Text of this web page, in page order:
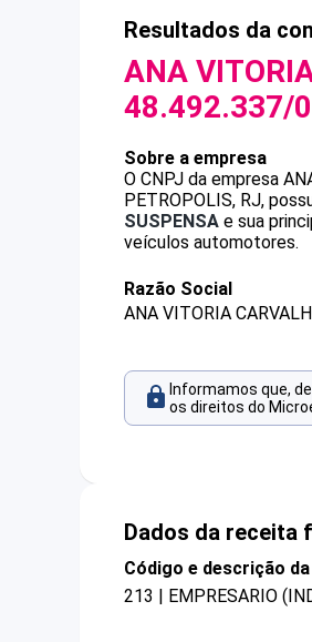
Resultados da
ANA
48.492.337/
Sobre a empresa
O CNPJ da empresa
PETROPOLIS, RJ,
SUSPENSA e sua
veículos automotores.
Razão Social
ANA VITORIA
Informamos que,
os direitos do
Dados da receita
Código e descrição
213 | EMPRESARIO